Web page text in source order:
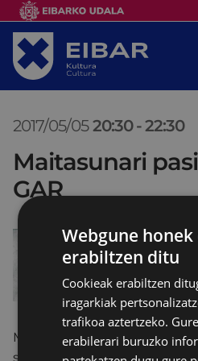
2017/05/05 20:30 -22:30
Maitasunari
GAR
Maitasuna da disko berri
sentikorragoak eta lasai-
Webgune
erabiltzen ditu
Cookieak erabiltzen
iragarkiak
trafikoa aztertzeko.
erabilerari buruzko